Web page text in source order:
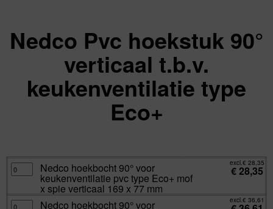
Nedco Pvc hoekstuk 90°
verticaal t.b.v.
keukenventilatie type
Eco+
Nedco
hoekbocht
90°
keukenventilatie
pvc
type
Nedco hoekbocht 90° voor
keukenventilatie pvc type Eco+ mof
x spie verticaal 169 x 77 mm
excl.€ 28,35
€28,35
Nedco Nedco hoekbocht 90° voor excl.€ 36,61